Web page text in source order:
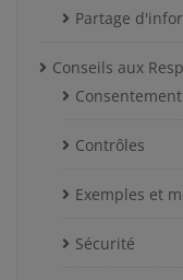
Partage
Conseils aux
Consentement
Contrôles
Exemples et
Sécurité